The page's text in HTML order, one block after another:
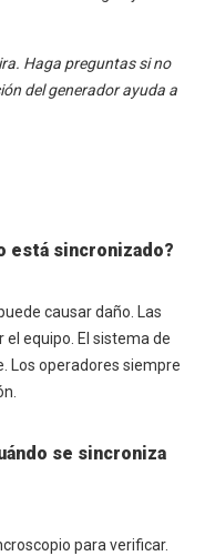
Haga preguntas si no
del generador ayuda a
está sincronizado?
causar daño. Las
equipo. El sistema de
Los operadores siempre
se sincroniza
para verificar.